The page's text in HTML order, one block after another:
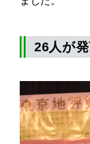
26人が